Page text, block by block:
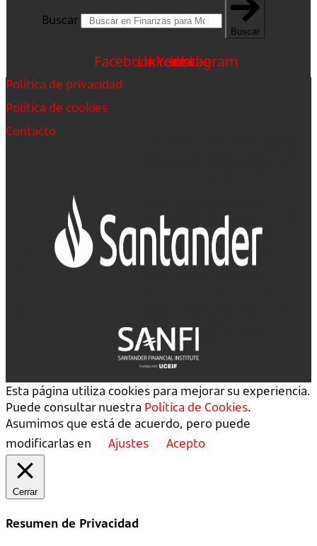
Buscar
Buscar
FacebookLinkedin
Youtube
Instagram
Política de privacidad
Política de cookies
Contacto
Esta página utiliza cookies para mejorar su experiencia.
Puede consultar nuestra Política de Cookies.
Asumimos que está de acuerdo, pero puede
modificarlas en
Ajustes Acepto
Cerrar
Resumen de Privacidad